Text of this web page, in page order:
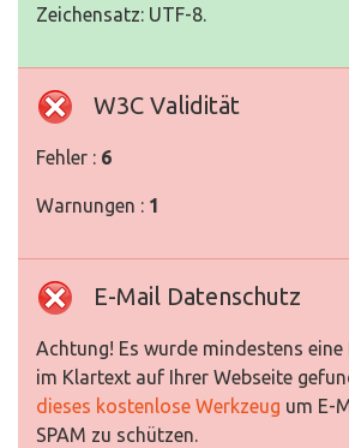
Zeichensatz: UTF-8.
W3C Validität
Fehler : 6
Warnungen : 1
E-Mail Datenschutz
Achtung! Es wurde mindestens
im Klartext auf Ihrer Webseite
dieses kostenlose Werkzeug um E-
SPAM zu schützen.